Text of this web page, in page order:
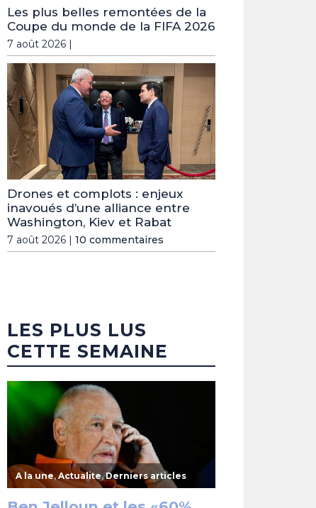
Les plus belles remontées de la
Coupe du monde de la FIFA 2026
7 août 2026 |
Drones et complots : enjeux
inavoués d’une alliance entre
Washington, Kiev et Rabat
7 août 2026 | 10 commentaires
LES PLUS LUS
CETTE SEMAINE